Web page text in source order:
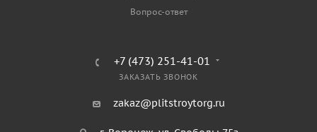
Вопрос-ответ
+7 (473) 251-41-01
ЗАКАЗАТЬ ЗВОНОК
zakaz@plitstroytorg.ru